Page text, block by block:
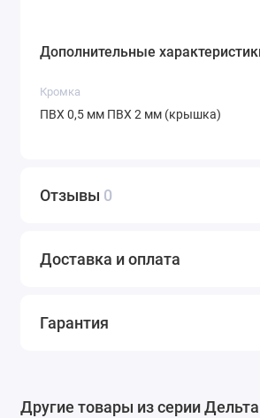
Дополнительные
Кромка
ПВХ 0,5 мм ПВХ 2 мм (крышка)
Отзывы 0
Доставка и оплата
Гарантия
Другие товары из серии Дельта